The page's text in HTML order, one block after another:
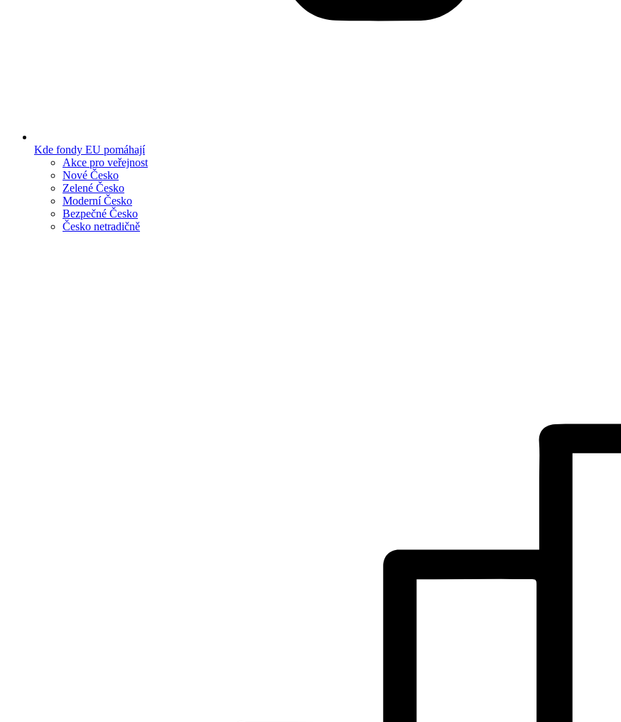
Kde fondy EU pomáhají
Akce pro veřejnost
Nové Česko
Zelené Česko
Moderní Česko
Bezpečné Česko
Česko netradičně